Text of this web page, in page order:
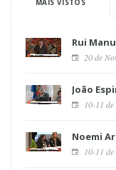
Rui
20 de
João
10-11
Noemi
10-11